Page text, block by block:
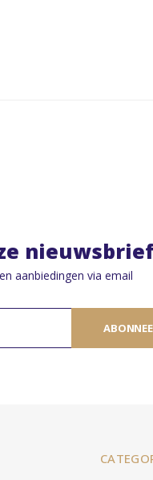
aanbiedingen via email